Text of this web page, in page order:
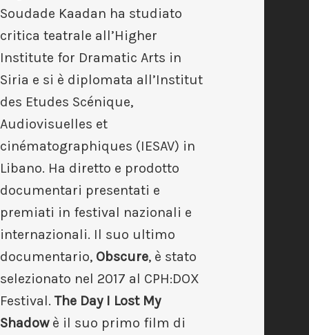
Soudade Kaadan ha studiato
critica teatrale all’Higher
Institute for Dramatic Arts in
Siria e si è diplomata all’Institut
des Etudes Scénique,
Audiovisuelles et
cinématographiques (IESAV) in
Libano. Ha diretto e prodotto
documentari presentati e
premiati in festival nazionali e
internazionali. Il suo ultimo
documentario, Obscure, è stato
selezionato nel 2017 al CPH:DOX
Festival. The Day I Lost My
Shadowè il suo primo film di